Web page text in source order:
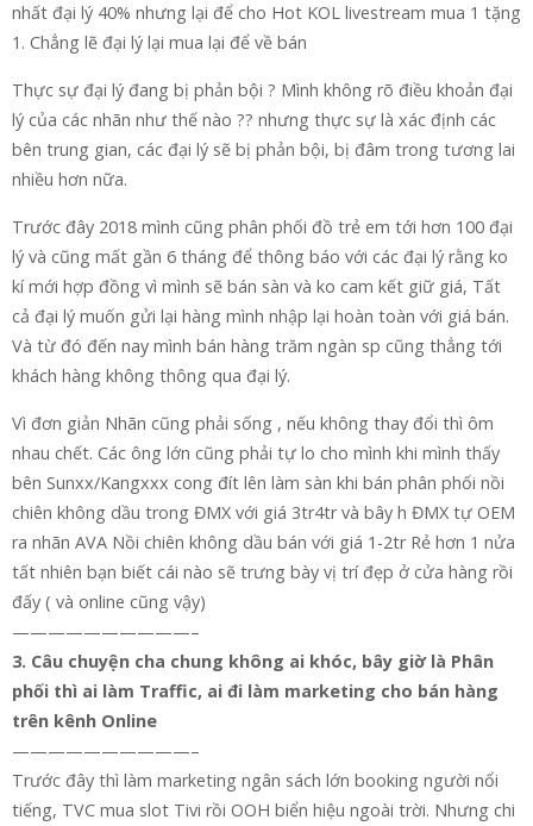
nhất đại lý 40% nhưng lại để cho Hot KOL livestream mua 1 tặng
1. Chẳng lẽ đại lý lại mua lại để về bán
Thực sự đại lý đang bị phản bội ? Mình không rõ điều khoản đại
lý của các nhãn như thế nào ?? nhưng thực sự là xác định các
bên trung gian, các đại lý sẽ bị phản bội, bị đâm trong tương lai
nhiều hơn nữa.
Trước đây 2018 mình cũng phân phối đồ trẻ em tới hơn 100 đại
lý và cũng mất gần 6 tháng để thông báo với các đại lý rằng ko
kí mới hợp đồng vì mình sẽ bán sàn và ko cam kết giữ giá, Tất
cả đại lý muốn gửi lại hàng mình nhập lại hoàn toàn với giá bán.
Và từ đó đến nay mình bán hàng trăm ngàn sp cũng thẳng tới
khách hàng không thông qua đại lý.
Vì đơn giản Nhãn cũng phải sống , nếu không thay đổi thì ôm
nhau chết. Các ông lớn cũng phải tự lo cho mình khi mình thấy
bên Sunxx/Kangxxx cong đít lên làm sàn khi bán phân phối nồi
chiên không dầu trong ĐMX với giá 3tr4tr và bây h ĐMX tự OEM
ra nhãn AVA Nồi chiên không dầu bán với giá 1-2tr Rẻ hơn 1 nửa
tất nhiên bạn biết cái nào sẽ trưng bày vị trí đẹp ở cửa hàng rồi
đấy ( và online cũng vậy)
——————————–
3. Câu chuyện cha chung không ai khóc, bây giờ là Phân
phối thì ai làm Traffic, ai đi làm marketing cho bán hàng
trên kênh Online
——————————–
Trước đây thì làm marketing ngân sách lớn booking người nổi
tiếng, TVC mua slot Tivi rồi OOH biển hiệu ngoài trời. Nhưng chi